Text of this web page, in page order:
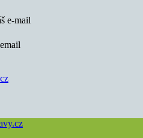
e-mail